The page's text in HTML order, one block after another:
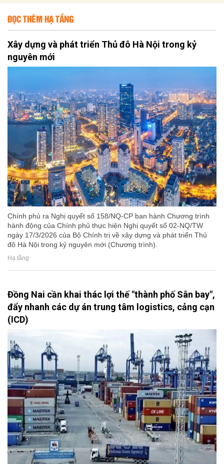
ĐỌC THÊM HẠ TẦNG
Xây dựng và phát triển Thủ đô Hà Nội trong kỷ
nguyên mới
Chính phủ ra Nghị quyết số 158/NQ-CP ban hành Chương trình
hành động của Chính phủ thực hiện Nghị quyết số 02-NQ/TW
ngày 17/3/2026 của Bộ Chính trị về xây dựng và phát triển Thủ
đô Hà Nội trong kỷ nguyên mới (Chương trình).
Hạ tầng
Đồng Nai cần khai thác lợi thế "thành phố Sân bay",
đẩy nhanh các dự án trung tâm logistics, cảng cạn
(ICD)